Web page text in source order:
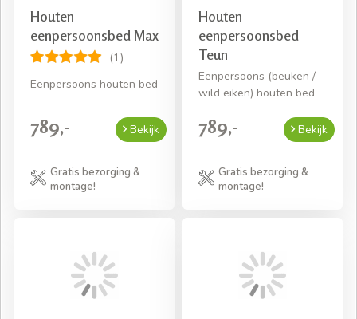
Houten
eenpersoonsbed Max
(1)
Eenpersoons houten bed
789,- Bekijk
Gratis bezorging &
montage!
Houten
eenpersoonsbed
Teun
Eenpersoons (beuken /
wild eiken) houten bed
789,- Bekijk
Gratis bezorging &
montage!